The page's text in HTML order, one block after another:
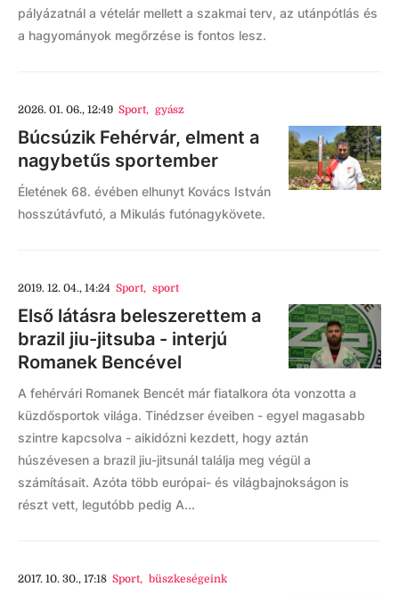
pályázatnál a vételár mellett a szakmai terv, az utánpótlás és
a hagyományok megőrzése is fontos lesz.
2026. 01. 06., 12:49 Sport, gyász
Búcsúzik Fehérvár, elment a
nagybetűs sportember
Életének 68. évében elhunyt Kovács István
hosszútávfutó, a Mikulás futónagykövete.
2019. 12. 04., 14:24 Sport, sport
Első látásra beleszerettem a
brazil jiu-jitsuba - interjú
Romanek Bencével
A fehérvári Romanek Bencét már fiatalkora óta vonzotta a
küzdősportok világa. Tinédzser éveiben - egyel magasabb
szintre kapcsolva - aikidózni kezdett, hogy aztán
húszévesen a brazil jiu-jitsunál találja meg végül a
számításait. Azóta több európai- és világbajnokságon is
részt vett, legutóbb pedig A...
2017. 10. 30., 17:18 Sport, büszkeségeink